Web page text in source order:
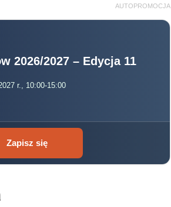
AUTOPROMOCJA
2026/2027 – Edycja 11
r., 10:00-15:00
Zapisz się